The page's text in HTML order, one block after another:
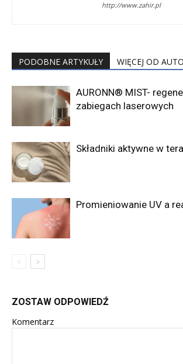
http://www.zahir.pl
PODOBNE ARTYKUŁY WIĘCEJ OD
AURONN® MIST-
zabiegach laserowych
Składniki aktywne w
Promieniowanie UV a
ZOSTAW ODPOWIEDŹ
Komentarz